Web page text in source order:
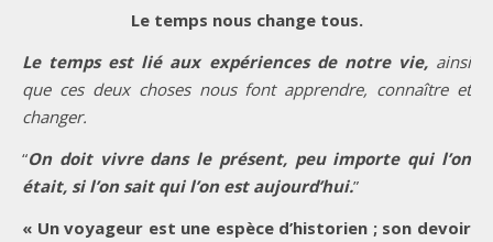
Le temps nous change tous.
Le temps est lié aux expériences de notre vie, ainsi
que ces deux choses nous font apprendre, connaître et
changer.
“On doit vivre dans le présent, peu importe qui l’on
était, si l’on sait qui l’on est aujourd’hui.”
« Un voyageur est une espèce d’historien ; son devoir